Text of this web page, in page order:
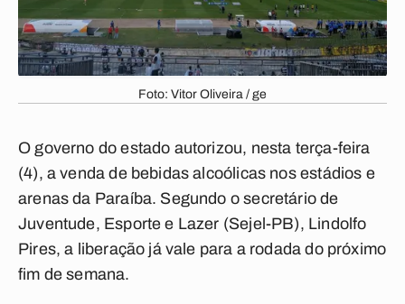
Foto: Vitor Oliveira / ge
O governo do estado autorizou, nesta terça-feira
(4), a venda de bebidas alcoólicas nos estádios e
arenas da Paraíba. Segundo o secretário de
Juventude, Esporte e Lazer (Sejel-PB), Lindolfo
Pires, a liberação já vale para a rodada do próximo
fim de semana.